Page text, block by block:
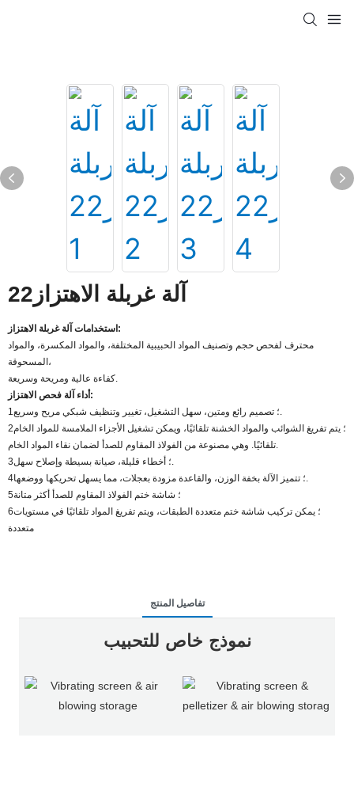
آلة غربلة الاهتزاز22
استخدامات آلة غربلة الاهتزاز:
محترف لفحص حجم وتصنيف المواد الحبيبية المختلفة، والمواد المكسرة، والمواد
المسحوقة،
كفاءة عالية ومريحة وسريعة.
أداء آلة فحص الاهتزاز:
1؛ تصميم رائع ومتين، سهل التشغيل، تغيير وتنظيف شبكي مريح وسريع.
2؛ يتم تفريغ الشوائب والمواد الخشنة تلقائيًا، ويمكن تشغيل الأجزاء الملامسة للمواد الخام
تلقائيًا. وهي مصنوعة من الفولاذ المقاوم للصدأ لضمان نقاء المواد الخام.
3؛ أخطاء قليلة، صيانة بسيطة وإصلاح سهل.
4؛ تتميز الآلة بخفة الوزن، والقاعدة مزودة بعجلات، مما يسهل تحريكها ووضعها.
5؛ شاشة ختم الفولاذ المقاوم للصدأ أكثر متانة
6؛ يمكن تركيب شاشة ختم متعددة الطبقات، ويتم تفريغ المواد تلقائيًا في مستويات
متعددة
تفاصيل المنتج
نموذج خاص للتحبيب